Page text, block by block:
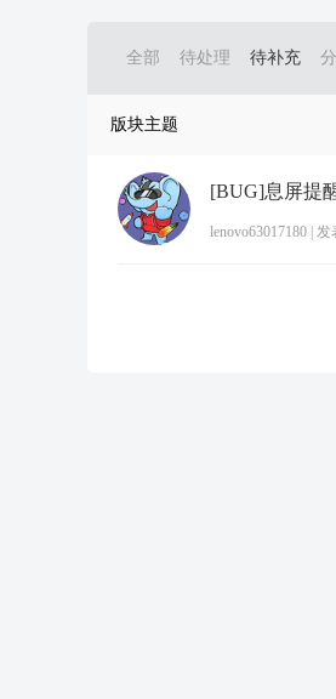
全部 待处理 待补充
版块主题
lenovo63017180 发